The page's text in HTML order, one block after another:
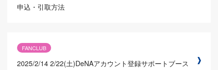
申込・引取方法
FANCLUB
2025/2/14 2/22(土)DeNAアカウント登録サポートブース